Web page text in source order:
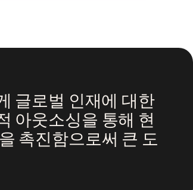
글로벌 인재에 대한
아웃소싱을 통해 현
촉진함으로써 큰 도